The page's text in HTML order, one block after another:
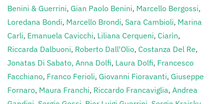
Benini & Guerrini, Gian Paolo Benini, Marcello Bergossi,
Loredana Bondi, Marcello Brondi, Sara Cambioli, Marina
Carli, Emanuela Cavicchi, Liliana Cerqueni, Ciarìn,
Riccarda Dalbuoni, Roberto Dall'Olio, Costanza Del Re,
Jonatas Di Sabato, Anna Dolfi, Laura Dolfi, Francesco
Facchiano, Franco Ferioli, Giovanni Fioravanti, Giuseppe
Fornaro, Maura Franchi, Riccardo Francaviglia, Andrea